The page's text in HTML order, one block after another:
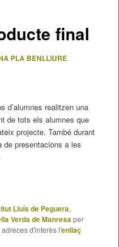
final
PLA BENLLIURE
d’alumnes realitzen una
de tots els alumnes que
projecte. També durant
de presentacions a les
Lluís de Peguera,
Verda de Manresaper
d'interès l'enllaç